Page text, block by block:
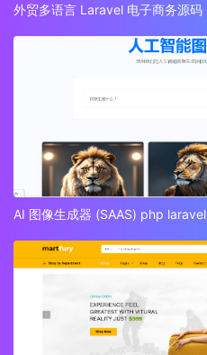
外贸多语言 Laravel 电子商务源码
AI 图像生成器 (SAAS) php laravel